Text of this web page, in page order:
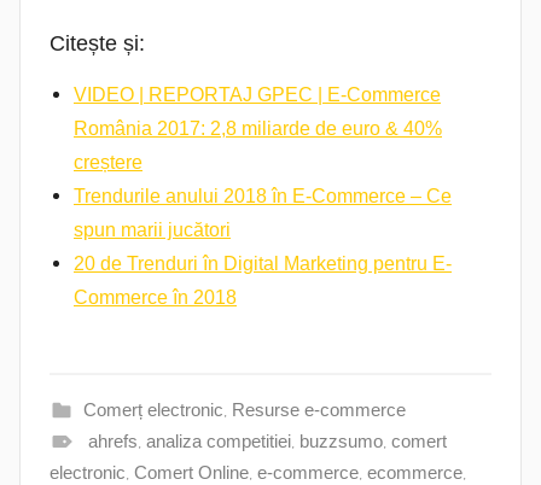
Citește și:
VIDEO | REPORTAJ GPEC | E-Commerce
România 2017: 2,8 miliarde de euro & 40%
creștere
Trendurile anului 2018 în E-Commerce – Ce
spun marii jucători
20 de Trenduri în Digital Marketing pentru E-
Commerce în 2018
Comerț electronic, Resurse e-commerce
ahrefs, analiza competitiei, buzzsumo, comert
electronic, Comert Online, e-commerce, ecommerce,